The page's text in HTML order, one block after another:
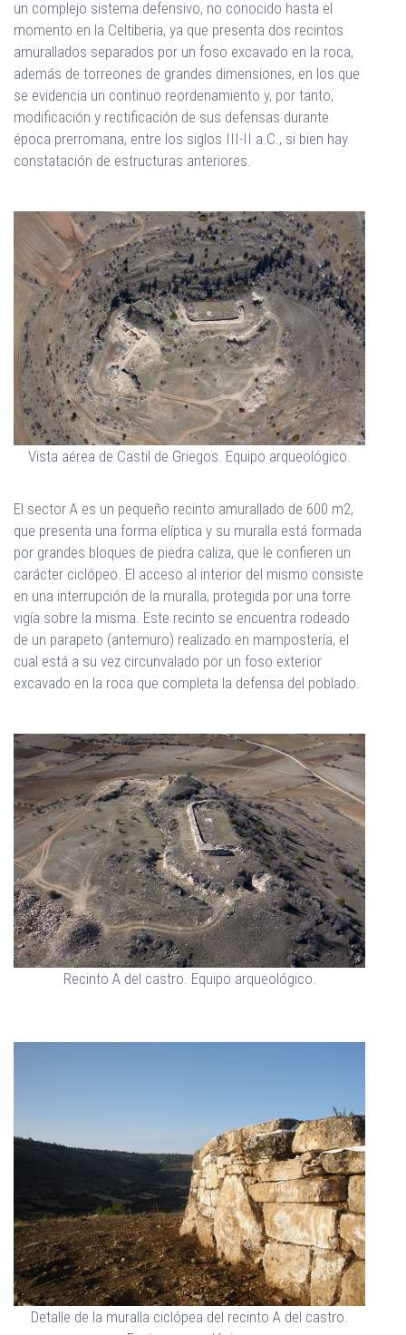
un complejo sistema defensivo, no conocido hasta el
momento en la Celtiberia, ya que presenta dos recintos
amurallados separados por un foso excavado en la roca,
además de torreones de grandes dimensiones, en los que
se evidencia un continuo reordenamiento y, por tanto,
modificación y rectificación de sus defensas durante
época prerromana, entre los siglos III-II a.C., si bien hay
constatación de estructuras anteriores.
Vista aérea de Castil de Griegos. Equipo arqueológico.
El sector A es un pequeño recinto amurallado de 600 m2,
que presenta una forma elíptica y su muralla está formada
por grandes bloques de piedra caliza, que le confieren un
carácter ciclópeo. El acceso al interior del mismo consiste
en una interrupción de la muralla, protegida por una torre
vigía sobre la misma. Este recinto se encuentra rodeado
de un parapeto (antemuro) realizado en mampostería, el
cual está a su vez circunvalado por un foso exterior
excavado en la roca que completa la defensa del poblado.
Recinto A del castro. Equipo arqueológico.
Detalle de la muralla ciclópea del recinto A del castro.